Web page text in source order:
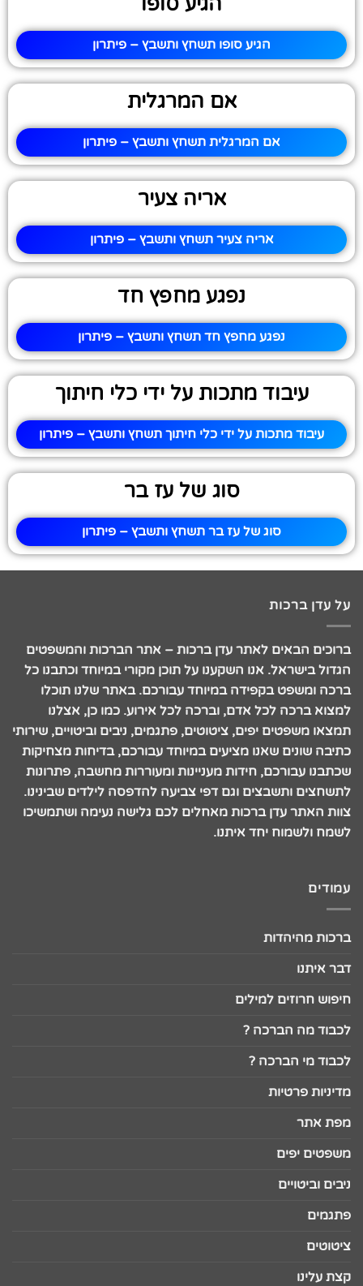
הגיע סופו תשחץ ותשבץ – פיתרון
אם המרגלית
אם המרגלית תשחץ ותשבץ – פיתרון
אריה צעיר
אריה צעיר תשחץ ותשבץ – פיתרון
נפגע מחפץ חד
נפגע מחפץ חד תשחץ ותשבץ – פיתרון
עיבוד מתכות על ידי כלי חיתוך
עיבוד מתכות על ידי כלי חיתוך תשחץ ותשבץ – פיתרון
סוג של עז בר
סוג של עז בר תשחץ ותשבץ – פיתרון
על עדן ברכות
ברוכים הבאים לאתר עדן ברכות – אתר הברכות והמשפטים
הגדול בישראל. אנו השקענו על תוכן מקורי במיוחד וכתבנו כל
ברכה ומשפט בקפידה במיוחד עבורכם. באתר שלנו תוכלו
למצוא ברכה לכל אדם, וברכה לכל אירוע. כמו כן, אצלנו
תמצאו משפטים יפים, ציטוטים, פתגמים, ניבים וביטויים, שירותי
כתיבה שונים שאנו מציעים במיוחד עבורכם, בדיחות מצחיקות
שכתבנו עבורכם, חידות מעניינות ומעוררות מחשבה, פתרונות
לתשחצים ותשבצים וגם דפי צביעה להדפסה לילדים שבינינו.
צוות האתר עדן ברכות מאחלים לכם גלישה נעימה ושתמשיכו
לשמח ולשמוח יחד איתנו.
עמודים
ברכות מהיהדות
דבר איתנו
חיפוש חרוזים למילים
לכבוד מה הברכה ?
לכבוד מי הברכה ?
מדיניות פרטיות
מפת אתר
משפטים יפים
ניבים וביטויים
פתגמים
ציטוטים
קצת עלינו